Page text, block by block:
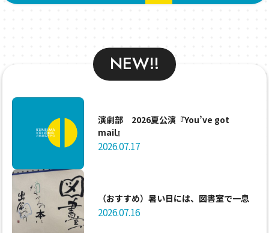
NEW!!
演劇部 2026夏公演『You’ve got
mail』
2026.07.17
（おすすめ）暑い日には、図書室で一息
2026.07.16